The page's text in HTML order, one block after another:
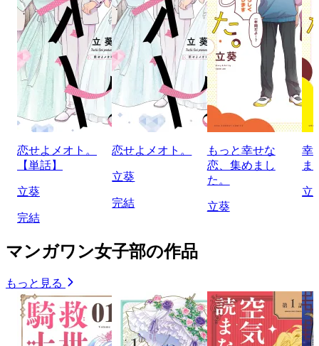
恋せよメオト。
【単話】
立葵
完結
恋せよメオト。
立葵
完結
もっと幸せな
恋、集めまし
た。
立葵
幸
ま
立
マンガワン女子部の作品
もっと見る